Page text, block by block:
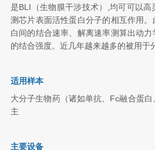
是BLI（生物膜干涉技术）,均可可以
测芯片表面活性蛋白分子的相互作用
白间的结合速率、解离速率测算出动
的结合强度。近几年越来越多的被用于
适用样本
大分子生物药（诸如单抗、Fc融合蛋
主
主要设备